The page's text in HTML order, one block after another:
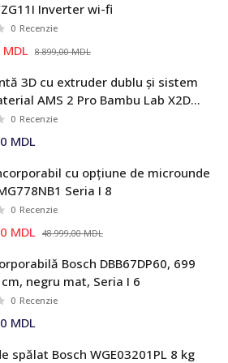
ZG11I Inverter wi-fi
0 Recenzie
8.899,00 MDL
3D cu extruder dublu și sistem
AMS 2 Pro Bambu Lab X2D
0 Recenzie
MDL
cu opțiune de microunde
Seria I 8
0 Recenzie
MDL 48.999,00 MDL
Bosch DBB67DP60, 699
negru mat, Seria I 6
0 Recenzie
MDL
spălat Bosch WGE03201PL 8 kg